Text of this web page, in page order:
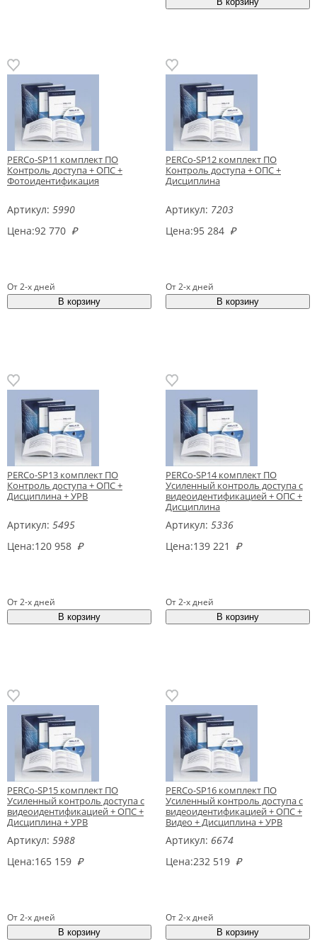
PERCo-SP11 комплект ПО
Контроль доступа + ОПС +
Фотоидентификация
Артикул: 5990
Цена:92 770 ₽
От 2-х дней
PERCo-SP12 комплект ПО
Контроль доступа + ОПС +
Дисциплина
Артикул: 7203
Цена:95 284 ₽
От 2-х дней
PERCo-SP13 комплект ПО
Контроль доступа + ОПС +
Дисциплина + УРВ
Артикул: 5495
Цена:120 958 ₽
От 2-х дней
PERCo-SP14 комплект ПО
Усиленный контроль доступа с
видеоидентификацией + ОПС +
Дисциплина
Артикул: 5336
Цена:139 221 ₽
От 2-х дней
PERCo-SP15 комплект ПО
Усиленный контроль доступа с
видеоидентификацией + ОПС +
Дисциплина + УРВ
Артикул: 5988
Цена:165 159 ₽
От 2-х дней
PERCo-SP16 комплект ПО
Усиленный контроль доступа с
видеоидентификацией + ОПС +
Видео + Дисциплина + УРВ
Артикул: 6674
Цена:232 519 ₽
От 2-х дней